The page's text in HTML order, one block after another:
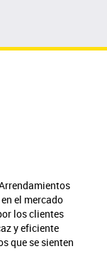
el mercado
los clientes
y eficiente
que se sienten